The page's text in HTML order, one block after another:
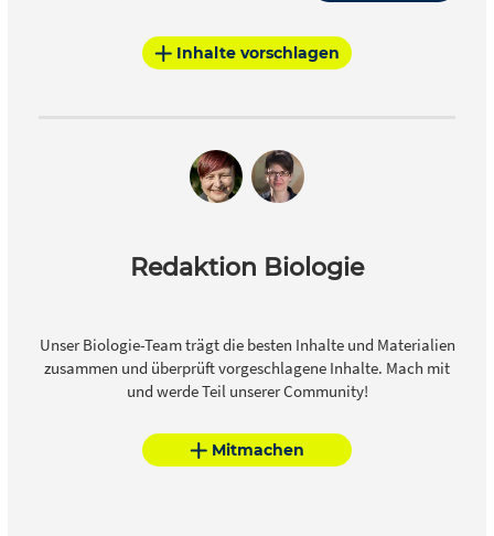
Inhalte vorschlagen
Redaktion Biologie
Unser Biologie-Team trägt die besten Inhalte und Materialien
zusammen und überprüft vorgeschlagene Inhalte. Mach mit
und werde Teil unserer Community!
Mitmachen